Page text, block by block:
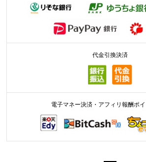
代金引換決済
電子マネー決済・アフィリ報酬ポ